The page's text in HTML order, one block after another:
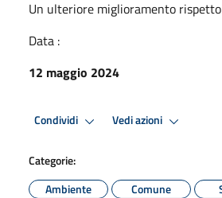
Un ulteriore miglioramento
Data :
12 maggio 2024
Condividi Vedi azioni
Categorie:
Ambiente
Comune